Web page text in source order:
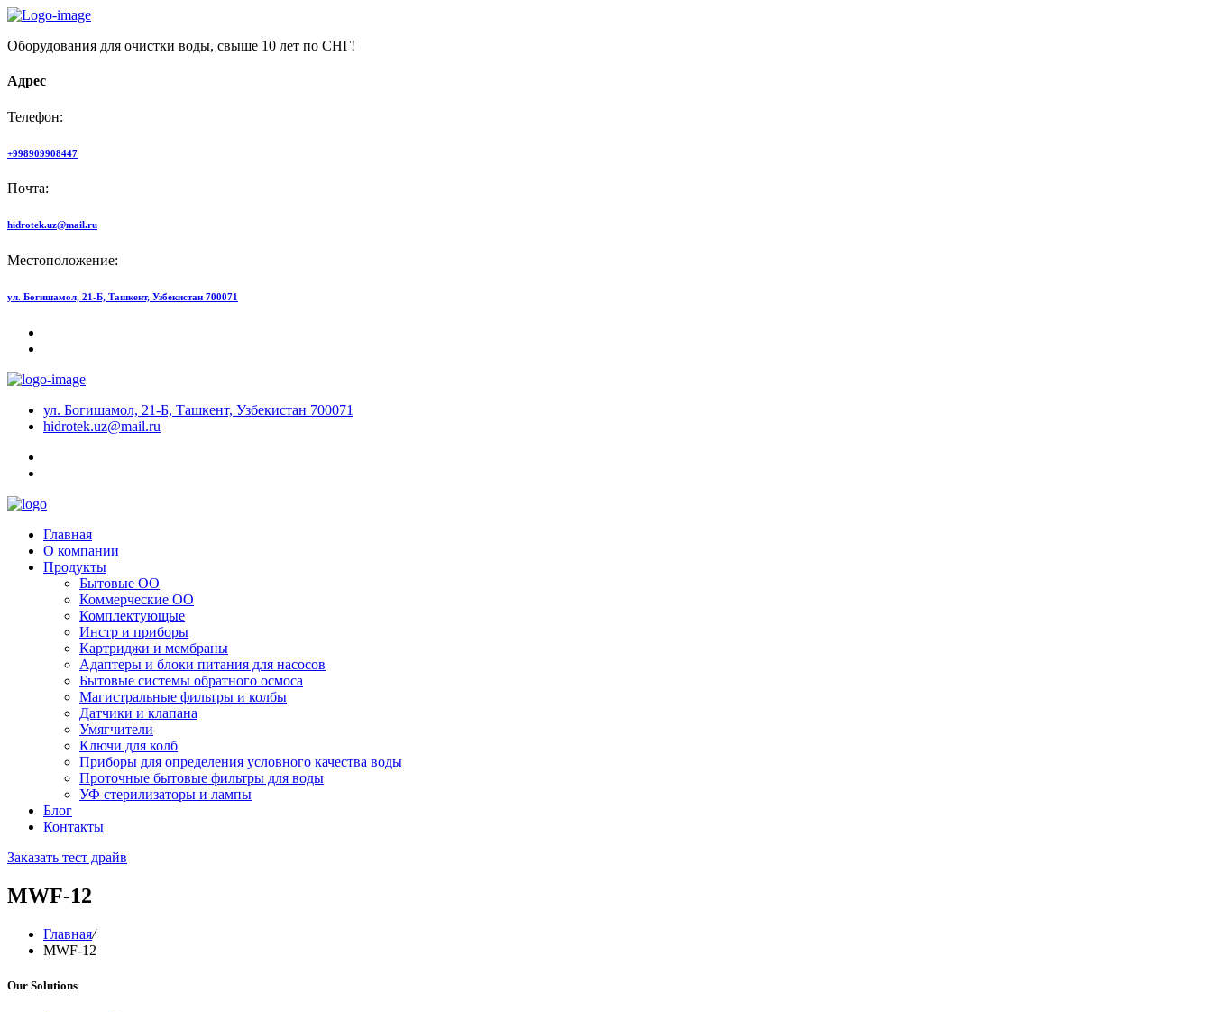
Оборудования для очистки воды, свыше 10 лет по СНГ!
Адрес
Телефон:
+998909908447
Почта:
hidrotek.uz@mail.ru
Местоположение:
ул. Богишамол, 21-Б, Ташкент, Узбекистан 700071
ул. Богишамол, 21-Б, Ташкент, Узбекистан 700071
hidrotek.uz@mail.ru
Главная
О компании
Продукты
Бытовые ОО
Коммерческие ОО
Комплектующые
Инстр и приборы
Картриджи и мембраны
Адаптеры и блоки питания для насосов
Бытовые системы обратного осмоса
Магистральные фильтры и колбы
Датчики и клапана
Умягчители
Ключи для колб
Приборы для определения условного качества воды
Проточные бытовые фильтры для воды
УФ стерилизаторы и лампы
Блог
Контакты
Заказать тест драйв
МWF-12
Главная/
МWF-12
Our Solutions